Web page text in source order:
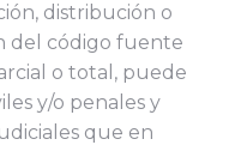
distribución o
del código fuente
o total, puede
y/o penales y
que en